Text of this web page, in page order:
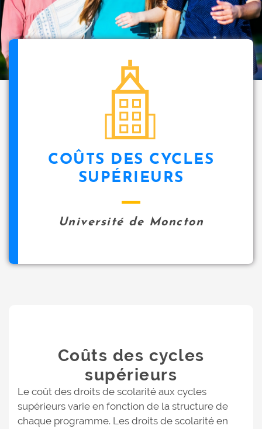
p
a
l
COÛTS DES CYCLES
SUPÉRIEURS
Université de Moncton
Coûts des cycles
supérieurs
Le coût des droits de scolarité aux cycles
supérieurs varie en fonction de la structure de
chaque programme. Les droits de scolarité en